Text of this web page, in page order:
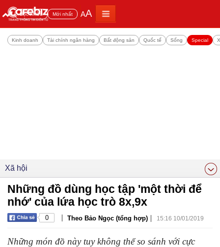
Đọc nhiều Mới nhất AA
Kinh doanh Tài chính ngân hàng Bất động sản Quốc tế Sống Special
Xã hội
Những đồ dùng học tập 'một thời để
nhớ' của lứa học trò 8x,9x
0 | Theo Bảo Ngọc (tổng hợp) | 15:16 10/01/2019
Những món đồ này tuy không thể so sánh với cực